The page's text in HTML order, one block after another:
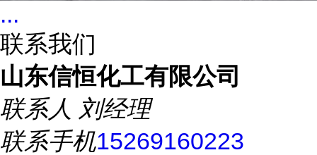
...
联系我们
山东信恒化工有限公司
联系人 刘经理
联系手机15269160223